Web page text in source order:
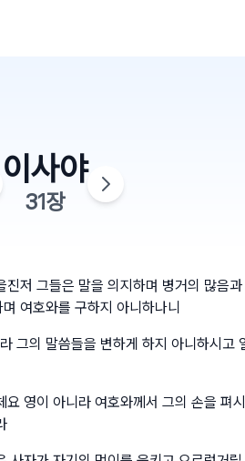
이사야
31장
저 그들은 말을 의지하며 병거의 많음
여호와를 구하지 아니하나니
그의 말씀들을 변하게 하지 아니하시고
영이 아니라 여호와께서 그의 손을 펴